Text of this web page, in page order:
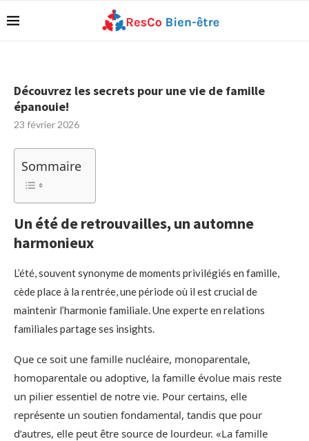
Découvrez les secrets pour une vie de famille
épanouie!
23 février 2026
Sommaire
Un été de retrouvailles, un automne
harmonieux
L’été, souvent synonyme de moments privilégiés en famille,
cède place à la rentrée, une période où il est crucial de
maintenir l’harmonie familiale. Une experte en relations
familiales partage ses insights.
Que ce soit une famille nucléaire, monoparentale,
homoparentale ou adoptive, la famille évolue mais reste
un pilier essentiel de notre vie. Pour certains, elle
représente un soutien fondamental, tandis que pour
d’autres, elle peut être source de lourdeur. «La famille